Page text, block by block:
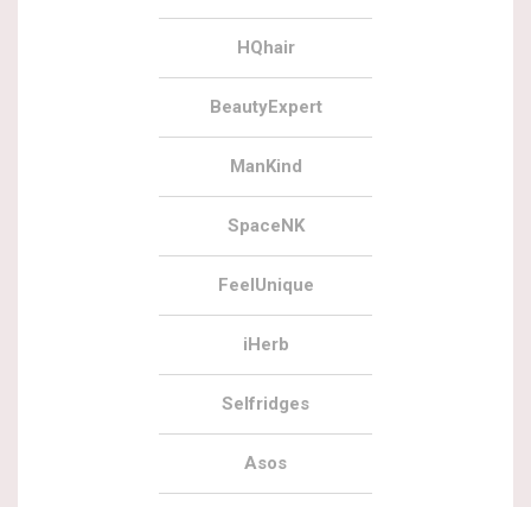
HQhair
BeautyExpert
ManKind
SpaceNK
FeelUnique
iHerb
Selfridges
Asos